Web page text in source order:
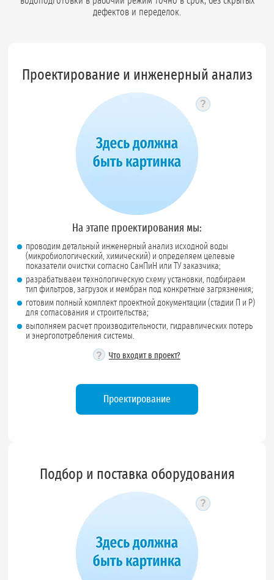
дефектов и переделок.
Проектирование и инженерный анализ
?Подсказка по
На этапе проектирования мы:
проводим детальный инженерный анализ исходной воды
(микробиологический, химический) и определяем целевые
показатели очистки согласно СанПиН или ТУ заказчика;
разрабатываем технологическую схему установки, подбираем
тип фильтров, загрузок и мембран под конкретные загрязнения;
готовим полный комплект проектной документации (стадии П и Р)
для согласования и строительства;
выполняем расчет производительности, гидравлических потерь
и энергопотребления системы.
? Что входит в проект?
Проектирование
Подбор и поставка оборудования
?Подсказка по